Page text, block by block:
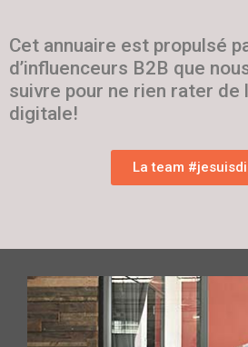
Cet annuaire est propulsé
d’influenceurs B2B que
suivre pour ne rien rater de
digitale!
La team